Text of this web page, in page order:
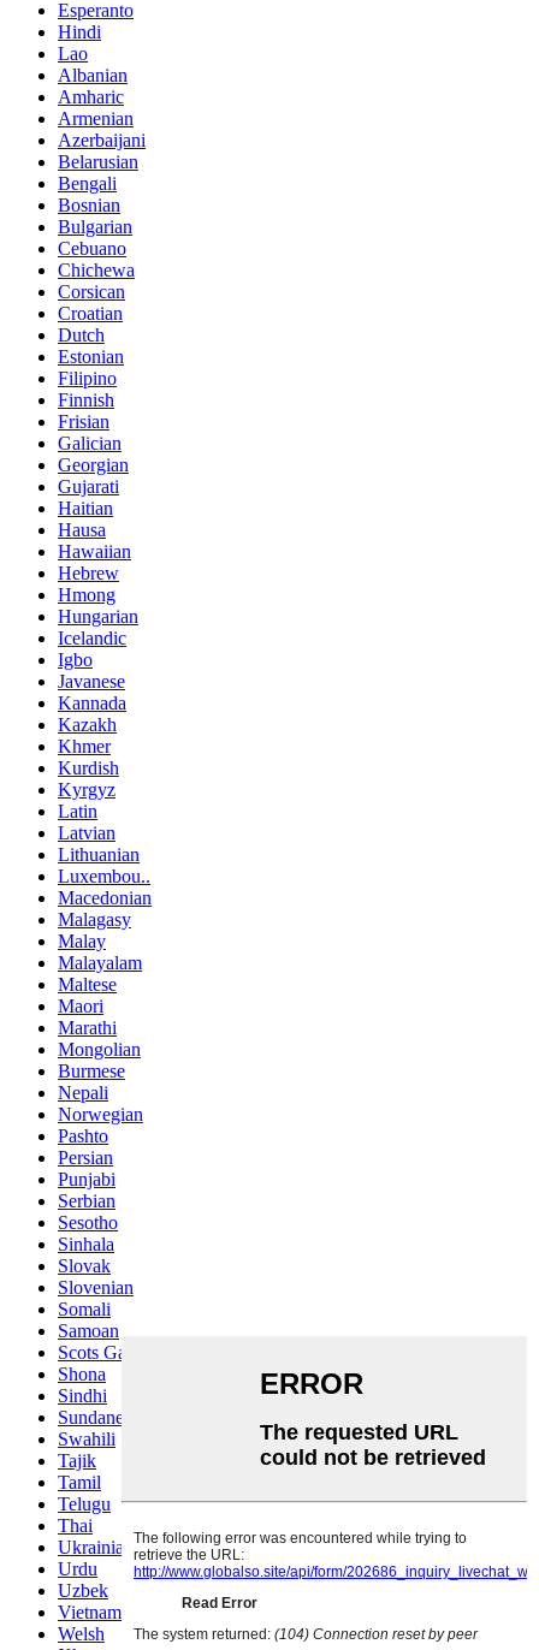
Esperanto
Hindi
Lao
Albanian
Amharic
Armenian
Azerbaijani
Belarusian
Bengali
Bosnian
Bulgarian
Cebuano
Chichewa
Corsican
Croatian
Dutch
Estonian
Filipino
Finnish
Frisian
Galician
Georgian
Gujarati
Haitian
Hausa
Hawaiian
Hebrew
Hmong
Hungarian
Icelandic
Igbo
Javanese
Kannada
Kazakh
Khmer
Kurdish
Kyrgyz
Latin
Latvian
Lithuanian
Luxembou..
Macedonian
Malagasy
Malay
Malayalam
Maltese
Maori
Marathi
Mongolian
Burmese
Nepali
Norwegian
Pashto
Persian
Punjabi
Serbian
Sesotho
Sinhala
Slovak
Slovenian
Somali
Samoan
Scots Gaelic
Shona
Sindhi
Sundanese
Swahili
Tajik
Tamil
Telugu
Thai
Ukrainian
Urdu
Uzbek
Vietnamese
Welsh